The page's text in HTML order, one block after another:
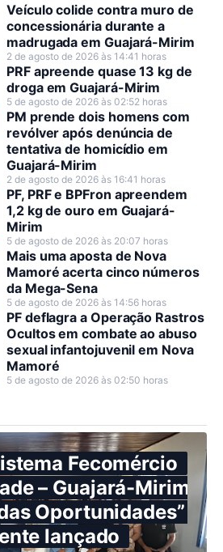
Veículo colide contra muro de
concessionária durante a
madrugada em Guajará-Mirim
2 de agosto de 2026 às 14:41 horas
PRF apreende quase 13 kg de
droga em Guajará-Mirim
5 de agosto de 2026 às 02:52 horas
PM prende dois homens com
revólver após denúncia de
tentativa de homicídio em
Guajará-Mirim
2 de agosto de 2026 às 16:41 horas
PF, PRF e BPFron apreendem
1,2 kg de ouro em Guajará-
Mirim
5 de agosto de 2026 às 20:07 horas
Mais uma aposta de Nova
Mamoré acerta cinco números
da Mega-Sena
5 de agosto de 2026 às 14:56 horas
PF deflagra a Operação Rastros
Ocultos em combate ao abuso
sexual infantojuvenil em Nova
Mamoré
5 de agosto de 2026 às 02:50 horas
Fecomércio
– Guajará-Mirim:
Oportunidades”
lançado